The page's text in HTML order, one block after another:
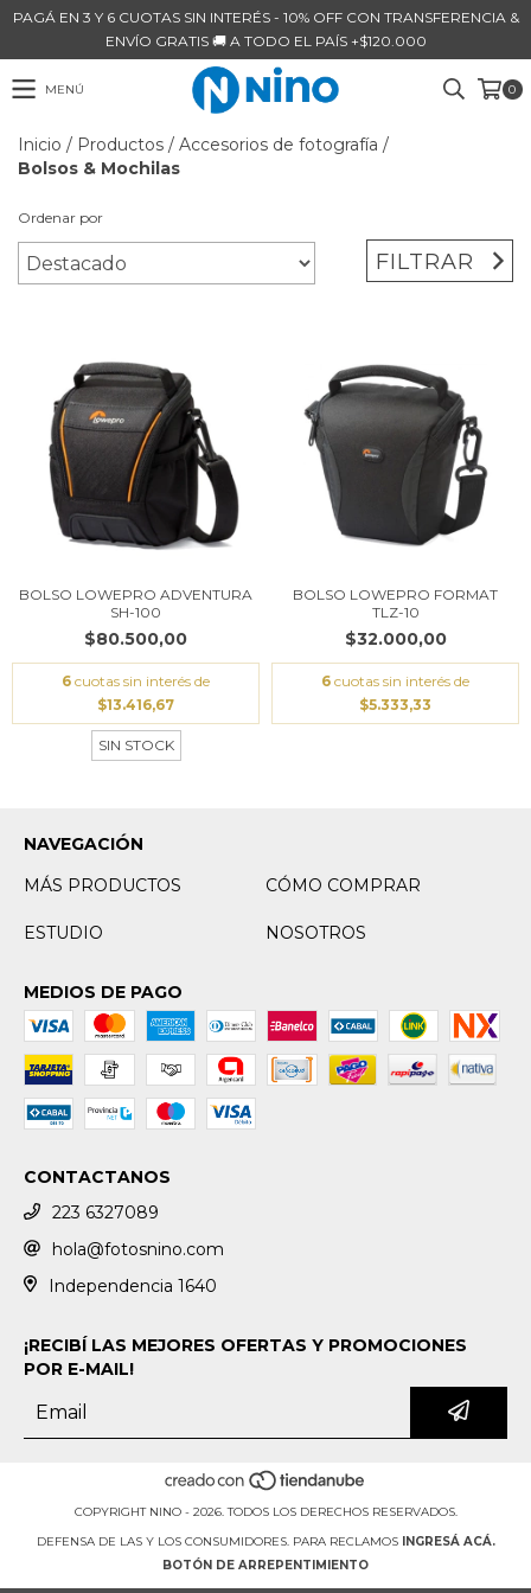
PAGÁ EN 3 Y 6 CUOTAS SIN INTERÉS - 10% OFF CON TRANSFERENCIA &
ENVÍO GRATIS 🚚 A TODO EL PAÍS +$120.000
MENÚ 0
Inicio / Productos / Accesorios de fotografía /
Bolsos & Mochilas
Ordenar por
FILTRAR
BOLSO LOWEPRO ADVENTURA
SH-100
$80.500,00
6 cuotas sin interés de
$13.416,67
SIN STOCK
BOLSO LOWEPRO FORMAT
TLZ-10
$32.000,00
6 cuotas sin interés de
$5.333,33
NAVEGACIÓN
MÁS PRODUCTOS
CÓMO COMPRAR
ESTUDIO NOSOTROS
MEDIOS DE PAGO
CONTACTANOS
223 6327089
hola@fotosnino.com
Independencia 1640
¡RECIBÍ LAS MEJORES OFERTAS Y PROMOCIONES
POR E-MAIL!
COPYRIGHT NINO - 2026. TODOS LOS DERECHOS RESERVADOS.
DEFENSA DE LAS Y LOS CONSUMIDORES. PARA RECLAMOS INGRESÁ ACÁ.
BOTÓN DE ARREPENTIMIENTO